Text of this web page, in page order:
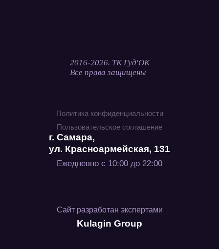
2016-2026. ТК Гуд'ОК
Все права защищены
Политика конфиденциальности
Пользовательское соглашение
г. Самара,
ул. Красноармейская, 131
Ежедневно с 10:00 до 22:00
Сайт разработан экспертами
Kulagin Group